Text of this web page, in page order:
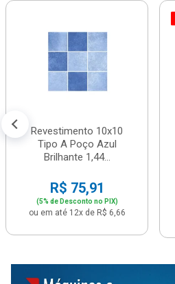
Revestimento 10x10
Tipo A Poço Azul
Brilhante 1,44...
R$ 75,91
(5% de Desconto no PIX)
ou em até 12x de R$ 6,66